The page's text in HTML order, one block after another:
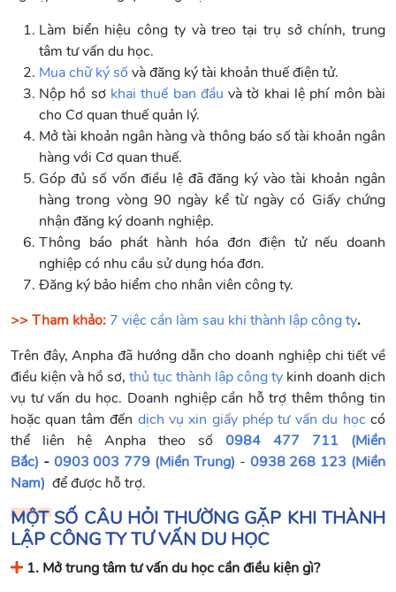
Làm biển hiệu công ty và treo tại trụ sở chính, trung
tâm tư vấn du học.
Mua chữ ký số và đăng ký tài khoản thuế điện tử.
Nộp hồ sơ khai thuế ban đầu và tờ khai lệ phí môn bài
cho Cơ quan thuế quản lý.
Mở tài khoản ngân hàng và thông báo số tài khoản ngân
hàng với Cơ quan thuế.
Góp đủ số vốn điều lệ đã đăng ký vào tài khoản ngân
hàng trong vòng 90 ngày kể từ ngày có Giấy chứng
nhận đăng ký doanh nghiệp.
Thông báo phát hành hóa đơn điện tử nếu doanh
nghiệp có nhu cầu sử dụng hóa đơn.
Đăng ký bảo hiểm cho nhân viên công ty.
>> Tham khảo: 7 việc cần làm sau khi thành lập công ty.
Trên đây, Anpha đã hướng dẫn cho doanh nghiệp chi tiết về
điều kiện và hồ sơ, thủ tục thành lập công ty kinh doanh dịch
vụ tư vấn du học. Doanh nghiệp cần hỗ trợ thêm thông tin
hoặc quan tâm đến dịch vụ xin giấy phép tư vấn du họccó
thể liên hệ Anpha theo số 0984 477 711 (Miền
Bắc) - 0903 003 779 (Miền Trung) - 0938 268 123 (Miền
Nam) để được hỗ trợ.
MỘT SỐ CÂU HỎI THƯỜNG GẶP KHI THÀNH
LẬP CÔNG TY TƯ VẤN DU HỌC
1. Mở trung tâm tư vấn du học cần điều kiện gì?